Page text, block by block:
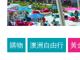
公交路線可使用go
購物 澳洲自由行 黃